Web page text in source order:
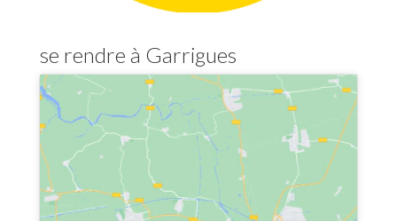
se rendre à Garrigues